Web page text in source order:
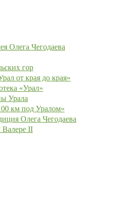
Олега Чегодаева
гор
от края до края»
«Урал»
Урала
км под Уралом»
Олега Чегодаева
II